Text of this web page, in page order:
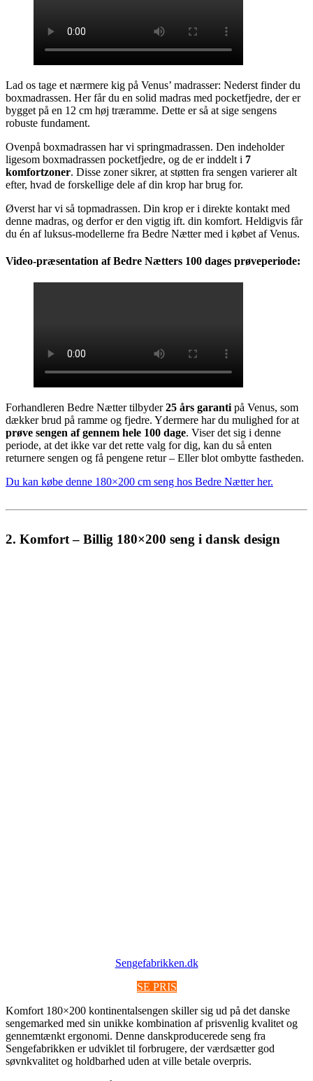
Lad os tage et nærmere kig på Venus’ madrasser: Nederst finder du
boxmadrassen. Her får du en solid madras med pocketfjedre, der er
bygget på en 12 cm høj træramme. Dette er så at sige sengens
robuste fundament.
Ovenpå boxmadrassen har vi springmadrassen. Den indeholder
ligesom boxmadrassen pocketfjedre, og de er inddelt i 7
komfortzoner. Disse zoner sikrer, at støtten fra sengen varierer alt
efter, hvad de forskellige dele af din krop har brug for.
Øverst har vi så topmadrassen. Din krop er i direkte kontakt med
denne madras, og derfor er den vigtig ift. din komfort. Heldigvis får
du én af luksus-modellerne fra Bedre Nætter med i købet af Venus.
Video-præsentation af Bedre Nætters 100 dages prøveperiode:
Forhandleren Bedre Nætter tilbyder25 års garantipå Venus, som
dækker brud på ramme og fjedre. Ydermere har du mulighed for at
prøve sengen af gennem hele 100 dage. Viser det sig i denne
periode, at det ikke var det rette valg for dig, kan du så enten
returnere sengen og få pengene retur – Eller blot ombytte fastheden.
Du kan købe denne 180×200 cm seng hos Bedre Nætter her.
2. Komfort – Billig 180×200 seng i dansk design
Sengefabrikken.dk
SE PRIS
Komfort 180×200 kontinentalsengen skiller sig ud på det danske
sengemarked med sin unikke kombination af prisvenlig kvalitet og
gennemtænkt ergonomi. Denne danskproducerede seng fra
Sengefabrikken er udviklet til forbrugere, der værdsætter god
søvnkvalitet og holdbarhed uden at ville betale overpris.